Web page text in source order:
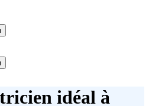
idéal à